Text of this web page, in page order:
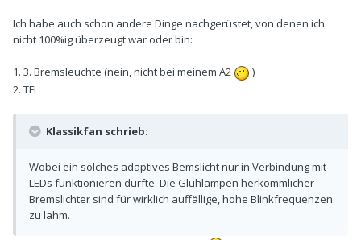
Ich habe auch schon andere Dinge nachgerüstet, von denen ich
nicht 100%ig überzeugt war oder bin:
1. 3. Bremsleuchte (nein, nicht bei meinem A2
)
2. TFL
Klassikfan schrieb:
Wobei ein solches adaptives Bemslicht nur in Verbindung mit
LEDs funktionieren dürfte. Die Glühlampen herkömmlicher
Bremslichter sind für wirklich auffällige, hohe Blinkfrequenzen
zu lahm.